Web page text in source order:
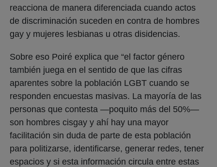
reacciona de manera diferenciada cuando actos
de discriminación suceden en contra de hombres
gay y mujeres lesbianas u otras disidencias.
Sobre eso Poiré explica que “el factor género
también juega en el sentido de que las cifras
aparentes sobre la población LGBT cuando se
responden encuestas masivas. La mayoría de las
personas que contesta —poquito más del 50%—
son hombres cisgay y ahí hay una mayor
facilitación sin duda de parte de esta población
para politizarse, identificarse, generar redes, tener
espacios y si esta información circula entre estas